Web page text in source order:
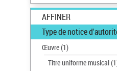
AFFINER
Type de notice
Œuvre(1)
Titre uniforme musical